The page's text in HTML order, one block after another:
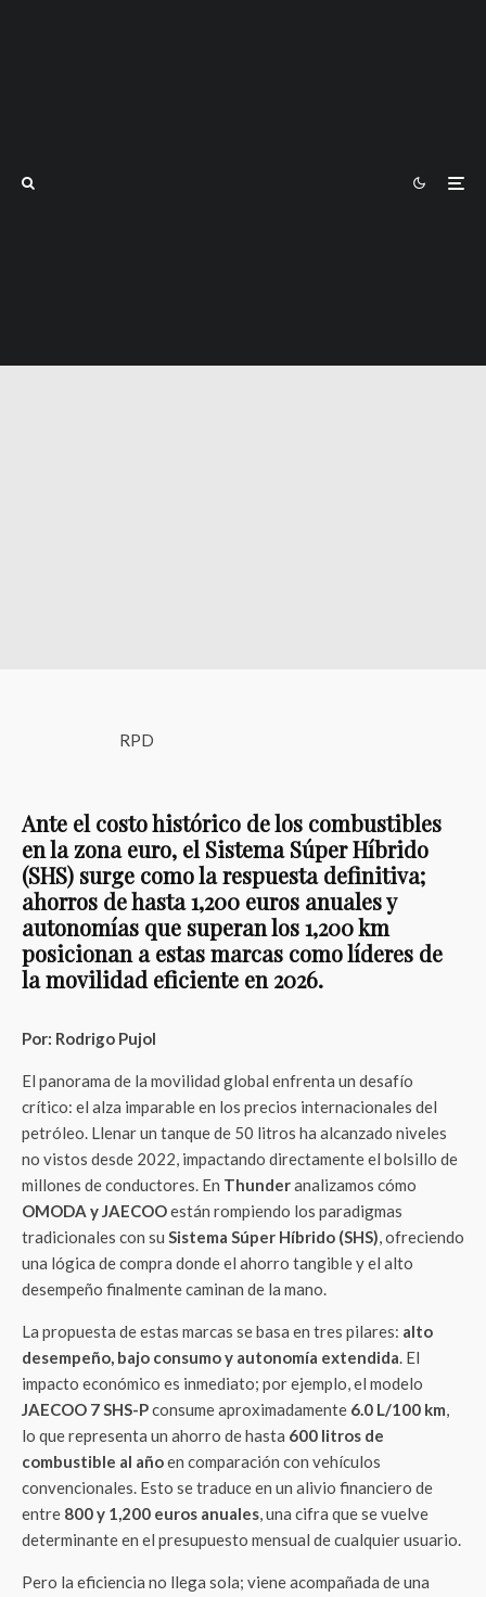
RPD
Ante el costo histórico de los combustibles
en la zona euro, el Sistema Súper Híbrido
(SHS) surge como la respuesta definitiva;
ahorros de hasta 1,200 euros anuales y
autonomías que superan los 1,200 km
posicionan a estas marcas como líderes de
la movilidad eficiente en 2026.
Por: Rodrigo Pujol
El panorama de la movilidad global enfrenta un desafío
crítico: el alza imparable en los precios internacionales del
petróleo. Llenar un tanque de 50 litros ha alcanzado niveles
no vistos desde 2022, impactando directamente el bolsillo de
millones de conductores. En Thunderanalizamos cómo
OMODA y JAECOOestán rompiendo los paradigmas
tradicionales con su Sistema Súper Híbrido (SHS), ofreciendo
una lógica de compra donde el ahorro tangible y el alto
desempeño finalmente caminan de la mano.
La propuesta de estas marcas se basa en tres pilares: alto
desempeño, bajo consumo y autonomía extendida. El
impacto económico es inmediato; por ejemplo, el modelo
JAECOO 7 SHS-Pconsume aproximadamente 6.0 L/100 km,
lo que representa un ahorro de hasta 600 litros de
combustible al añoen comparación con vehículos
convencionales. Esto se traduce en un alivio financiero de
entre 800 y 1,200 euros anuales, una cifra que se vuelve
determinante en el presupuesto mensual de cualquier usuario.
Pero la eficiencia no llega sola; viene acompañada de una